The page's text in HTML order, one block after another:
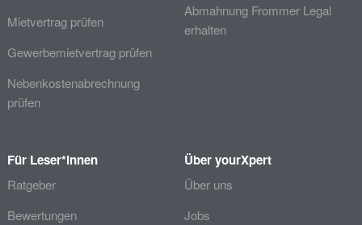
Mietvertrag prüfen
Gewerbemietvertrag prüfen
Nebenkostenabrechnung
prüfen
Abmahnung Frommer Legal
erhalten
Für Leser*innen
Ratgeber
Bewertungen
Über yourXpert
Über uns
Jobs